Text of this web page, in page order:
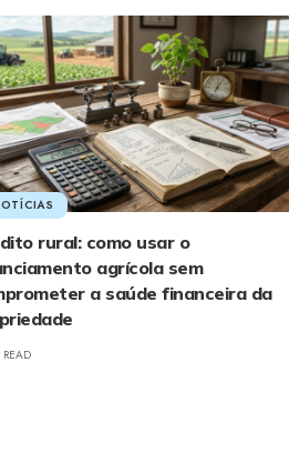
rural: como usar o
agrícola sem
a saúde financeira da